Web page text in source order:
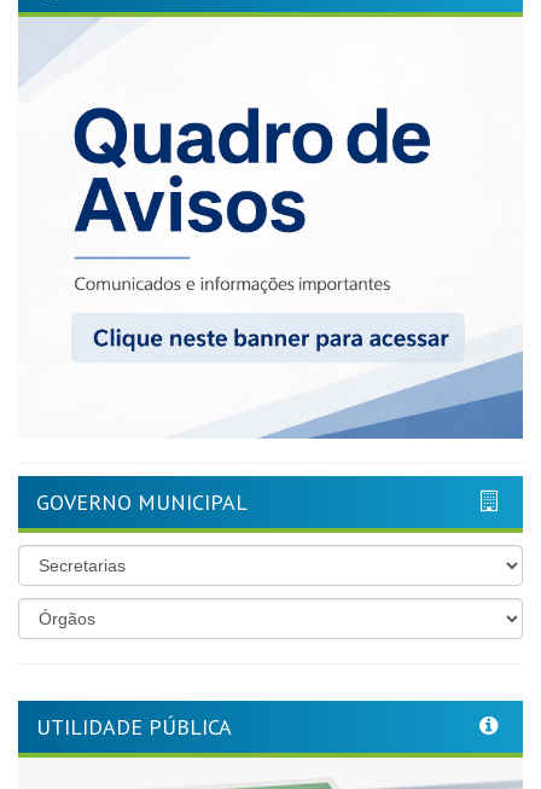
GOVERNO MUNICIPAL
UTILIDADE PÚBLICA